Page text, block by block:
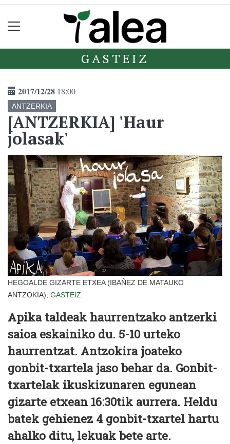
GASTEIZ
2017/12/28 18:00
ANTZERKIA
[ANTZERKIA] 'Haur
jolasak'
HEGOALDE GIZARTE ETXEA (IBAÑEZ DE MATAUKO
ANTZOKIA), GASTEIZ
Apika taldeak haurrentzako antzerki
saioa eskainiko du. 5-10 urteko
haurrentzat. Antzokira joateko
gonbit-txartela jaso behar da. Gonbit-
txartelak ikuskizunaren egunean
gizarte etxean 16:30tik aurrera. Heldu
batek gehienez 4 gonbit-txartel hartu
ahalko ditu, lekuak bete arte.